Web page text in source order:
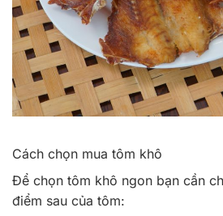
Cách chọn mua tôm khô
Để chọn tôm khô ngon bạn cần
điểm sau của tôm: